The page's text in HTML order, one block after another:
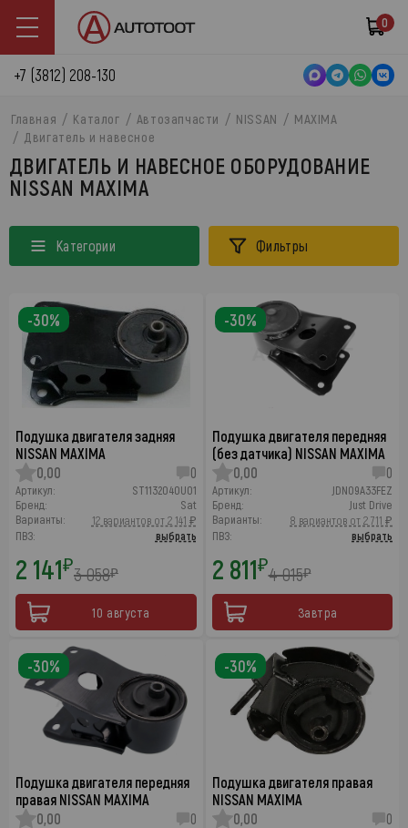
0
+7 (3812) 208-130
Главная Каталог Автозапчасти NISSAN
MAXIMA
Двигатель и навесное
ДВИГАТЕЛЬ И НАВЕСНОЕ ОБОРУДОВАНИЕ
NISSAN MAXIMA
Категории Фильтры
Подушка двигателя задняя
NISSAN MAXIMA
0,00
0
Артикул:
ST1132040U01
Бренд:
Sat
Варианты:
12 вариантов от 2 141 ₽
ПВЗ:
выбрать
2 141₽3 058₽
10 августа
-30%
Подушка двигателя передняя
(без датчика) NISSAN MAXIMA
0,00
0
Артикул:
JDN09A33FEZ
Бренд:
Just Drive
Варианты:
8 вариантов от 2 711 ₽
ПВЗ:
выбрать
2 811₽4 015₽
Завтра
-30%
Подушка двигателя передняя
правая NISSAN MAXIMA
0,00
0
-30%
Подушка двигателя правая
NISSAN MAXIMA
0,00
0
-30%